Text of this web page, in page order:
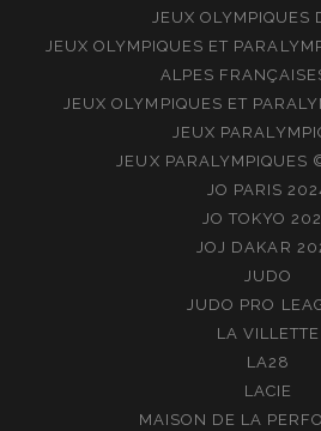
JEUX OLYMPIQUES
JEUX OLYMPIQUES ET
ALPES
JEUX OLYMPIQUES ET
JEUX
JEUX PARALYMPIQUES
JO PARIS
JO TOKYO
JOJ DAKAR
JUDO
JUDO PRO
LA VILLETTE
LA28
LACIE
MAISON DE LA